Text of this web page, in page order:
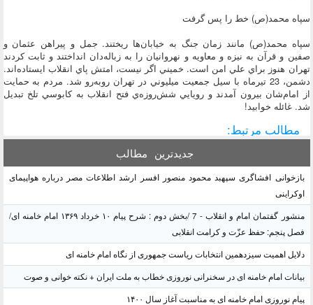
سپاه محمد(ص) خط را پس گرفت
سپاه محمد(ص) مانند زمان جنگ به خيابان‌ها ريختند. جمل و پيراهن عثمان و
صفين و قرآن به نيزه و معاويه و نهروانيان را به زباله‌دان انداختند و ثابت كردند
تهران هنوز براي علي امن است. خميني اگر نيست، امتش پاي انقلاب ايستاده‌اند.
دشمن، 23 تيرماه با سيل جمعيت ميليوني در تهران روبه‌رو شد. مردم به حمايت
از امام‌شان بيرون آمدند و رويايي شش‌روزه‌ي فتح انقلاب به كابوسي تلخ تبديل
شد. غائله خوابيد!
مطالب مرتبط:
جدیدترین مطالب
بازخوانی افشاگری سپهبد محمود منصور افسر ارشد اطلاعات مصر درباره هواپیمای
اوکراینی
منشور گفتمان امام و انقلاب - 7 /بخش دوم : شرح پیام ۱۰ خرداد ۱۳۶۹ امام خامنه ای/
فصل پنجم: حفظ عزّت و کرامت انقلابی
دلایل اهمیت سیزدهمین انتخابات ریاست جمهوری از نگاه امام خامنه ای
بیانات امام خامنه ای در سخنرانی نوروزی خطاب به ملت ایران + نکته خوانی و صوت
پیام نوروزی امام خامنه ای به مناسبت آغاز سال ۱۴۰۰